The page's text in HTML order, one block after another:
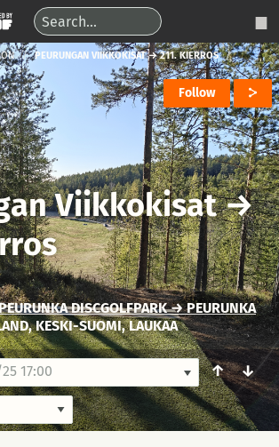
PEURUNGAN VIIKKOKISAT → 211. KIERROS
Follow
Viikkokisat→
DISCGOLFPARK → PEURUNKA
KESKI-SUOMI, LAUKAA
17:00 ↑ ↓